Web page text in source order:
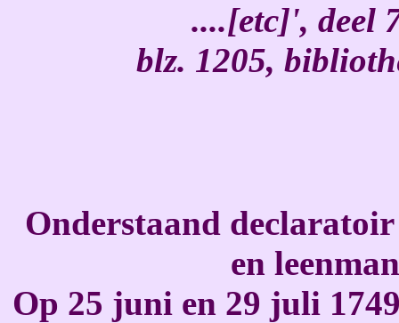
....[etc]', deel
blz. 1205,
Onderstaand
en
Op 25 juni en 29 juli